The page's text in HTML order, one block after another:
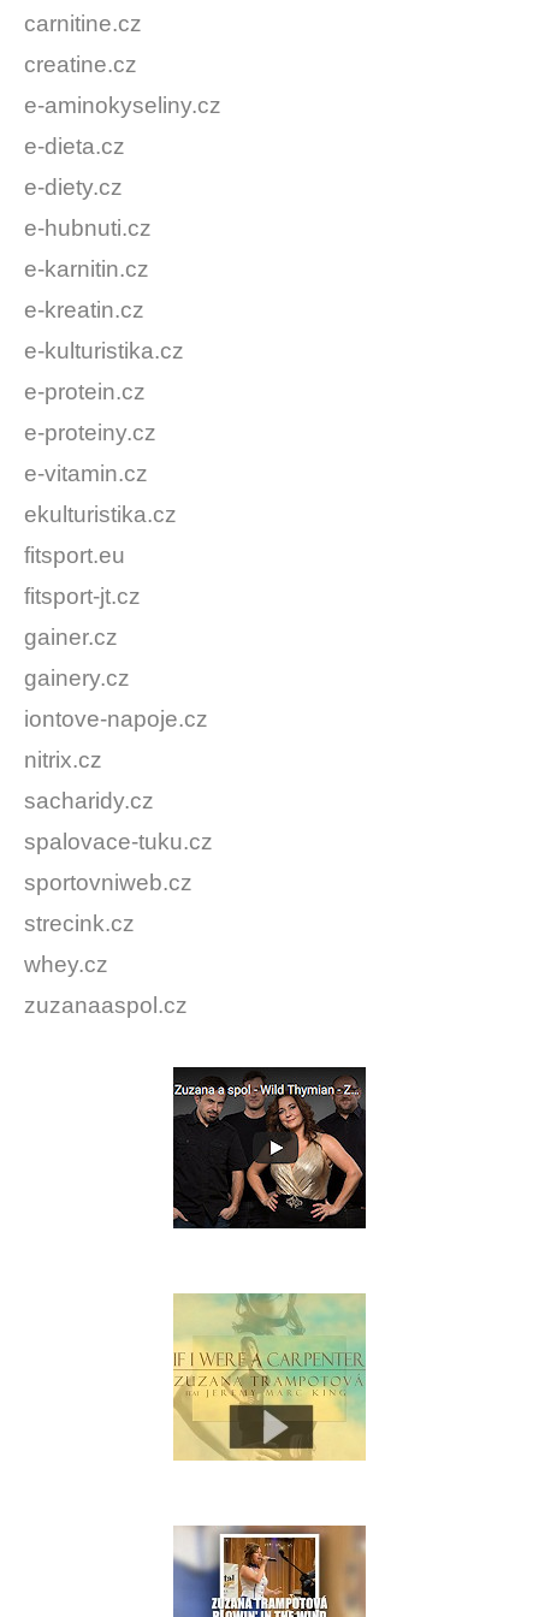
carnitine.cz
creatine.cz
e-aminokyseliny.cz
e-dieta.cz
e-diety.cz
e-hubnuti.cz
e-karnitin.cz
e-kreatin.cz
e-kulturistika.cz
e-protein.cz
e-proteiny.cz
e-vitamin.cz
ekulturistika.cz
fitsport.eu
fitsport-jt.cz
gainer.cz
gainery.cz
iontove-napoje.cz
nitrix.cz
sacharidy.cz
spalovace-tuku.cz
sportovniweb.cz
strecink.cz
whey.cz
zuzanaaspol.cz